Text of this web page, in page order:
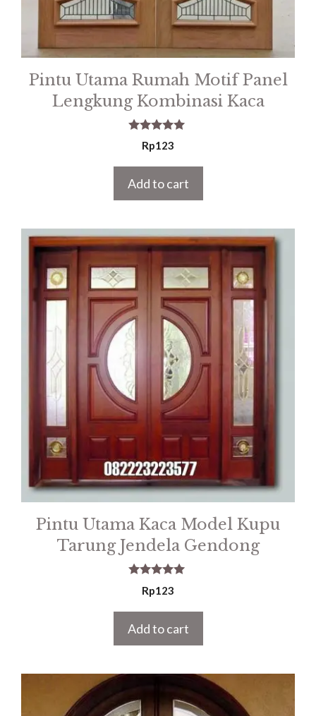
Pintu Utama Rumah Motif Panel
Lengkung Kombinasi Kaca
5.00
out of 5
Rp123
Add to cart
Pintu Utama Kaca Model Kupu
Tarung Jendela Gendong
5.00
out of 5
Rp123
Add to cart